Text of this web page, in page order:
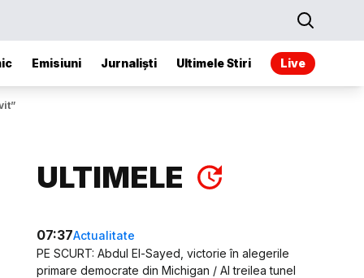
Emisiuni Jurnaliști Ultimele Stiri Live
ULTIMELE
07:37Actualitate
PE SCURT: Abdul El-Sayed, victorie în alegerile
primare democrate din Michigan / Al treilea tunel